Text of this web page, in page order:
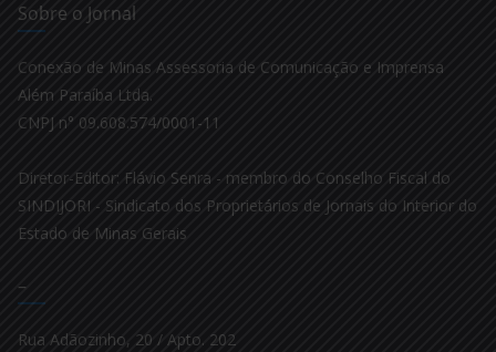
Sobre o Jornal
Conexão de Minas Assessoria de Comunicação e Imprensa
Além Paraíba Ltda.
CNPJ n° 09.608.574/0001-11
Diretor-Editor: Flávio Senra - membro do Conselho Fiscal do
SINDIJORI - Sindicato dos Proprietários de Jornais do Interior do
Estado de Minas Gerais
–
Rua Adãozinho, 20 / Apto. 202